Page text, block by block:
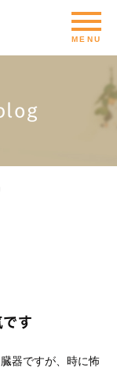
す
器ですが、時に怖